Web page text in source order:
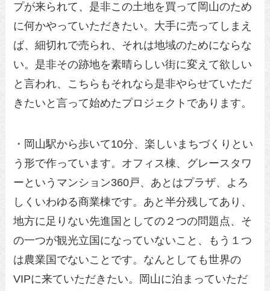
プが来られて、是非この土地を買って岡山のため
に何かやっていただきたい。大手に売ってしまえ
ば、細切れで売られ、それは地域のためにならな
い。是非その跡地を素晴らしい街に変えて欲しい
と言われ、こちらもそれなら是非やらせていただ
きたいと言って始めたプロジェクトであります。
・岡山駅から歩いて10分、楽しいまちづくりとい
う形で作っています。オフィス棟、グレースタワ
ーというマンション360戸、あとはプラザ、よろ
しくいわゆる商業棟です。あと半分残してあり、
地方に足りない先進国としての２つの問題点、そ
の一つが観光立国になっていないこと、もう１つ
は農業国でないことです。なんとしても世界の
VIPに来ていただきたい。岡山に泊まっていただ